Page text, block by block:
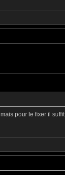
pour le fixer il